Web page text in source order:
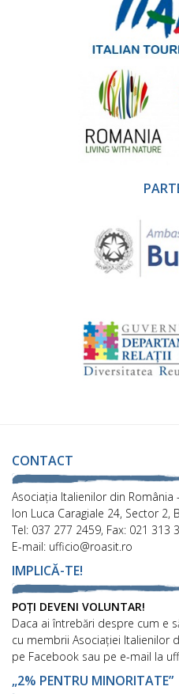
CONTACT
Asociaţia Italienilor din România -
Ion Luca Caragiale 24, Sector 2,
Tel: 037 277 2459, Fax: 021 313
E-mail: ufficio@roasit.ro
IMPLICĂ-TE!
POȚI DEVENI VOLUNTAR!
Daca ai întrebări despre cum e
cu membrii Asociației Italienilor
pe Facebook sau pe e-mail la
„2% PENTRU MINORITATE”